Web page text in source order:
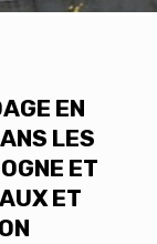
EN
LES
ET
ET